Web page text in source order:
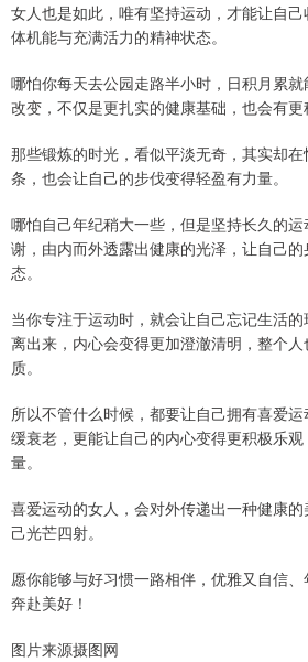
女人也是如此，唯有坚持运动，才能让自
体机能与充满活力的精神状态。
哪怕你每天去公园走路半小时，日积月累
改变，不仅是更扎实的健康基础，也会有更
那些锻炼的时光，看似平淡无奇，其实却
条，也会让自己的步伐变得轻盈有力量。
哪怕自己年纪稍大一些，但是坚持长久的
谢，由内而外透露出健康的光泽，让自己
态。
当你专注于运动时，就会让自己忘记生活
离出来，内心会变得更加澄澈清明，整个
质。
所以不管什么时候，都要让自己拥有喜爱
缓衰老，更能让自己的内心变得更积极乐
量。
喜爱运动的女人，会对外传递出一种健康
己光芒四射。
愿你能够与好习惯一路相伴，优雅又自信、
奔赴美好！
图片来源摄图网